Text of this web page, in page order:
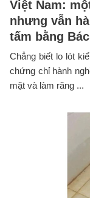
Việt Nam:
nhưng vẫn
tấm bằng
Chẳng biết lo lót
chứng chỉ hành
mặt và làm răng ...